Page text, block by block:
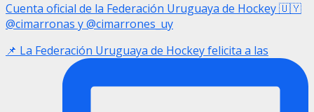
Cuenta oficial de la Federación Uruguaya de Hockey 🇺🇾
@cimarronas y @cimarrones_uy
📌 La Federación Uruguaya de Hockey felicita a las